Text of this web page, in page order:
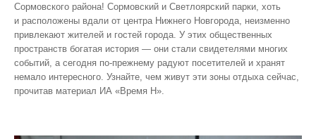
Сормовского района! Сормовский и Светлоярский парки, хоть
и расположены вдали от центра Нижнего Новгорода, неизменно
привлекают жителей и гостей города. У этих общественных
пространств богатая история — они стали свидетелями многих
событий, а сегодня по‑прежнему радуют посетителей и хранят
немало интересного. Узнайте, чем живут эти зоны отдыха сейчас,
прочитав материал ИА «Время Н».